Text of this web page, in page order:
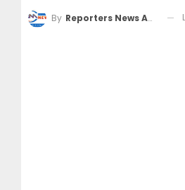
By Reporters News Agency